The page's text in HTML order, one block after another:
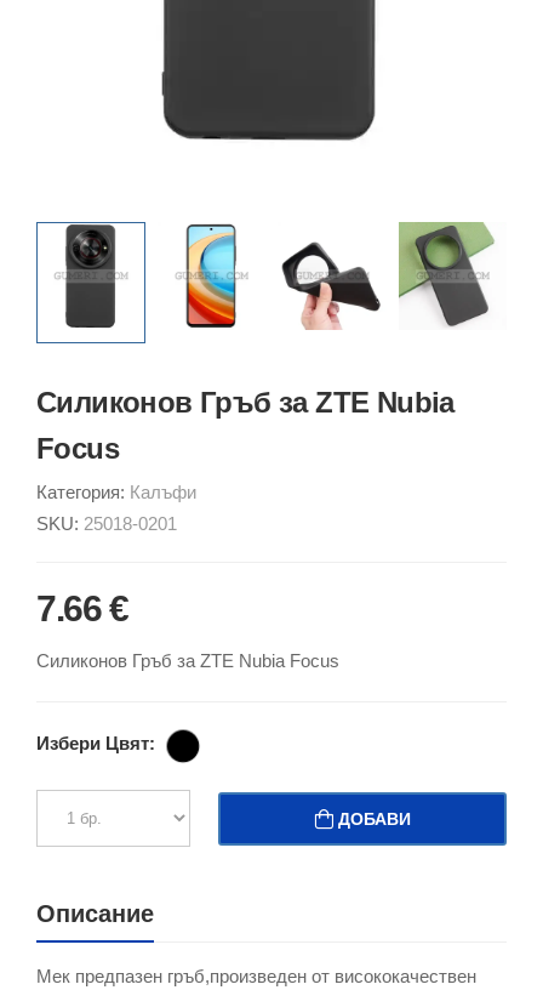
Силиконов Гръб за ZTE Nubia
Focus
Категория: Калъфи
SKU: 25018-0201
7.66 €
Силиконов Гръб за ZTE Nubia Focus
Избери Цвят:
ДОБАВИ
Описание
Мек предпазен гръб,произведен от висококачествен